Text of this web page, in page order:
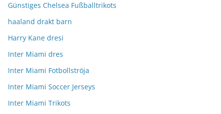
Günstiges Chelsea Fußballtrikots
haaland drakt barn
Harry Kane dresi
Inter Miami dres
Inter Miami Fotbollströja
Inter Miami Soccer Jerseys
Inter Miami Trikots